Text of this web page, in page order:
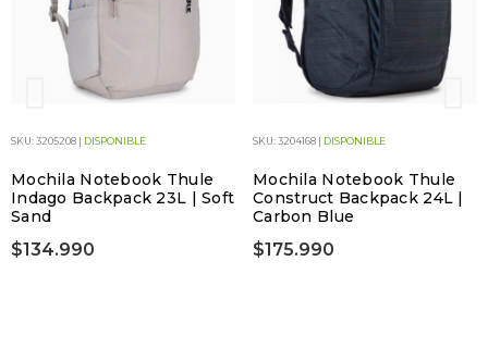
SKU: 3205208 | DISPONIBLE
Mochila Notebook Thule
Indago Backpack 23L | Soft
Sand
$134.990
SKU: 3204168 | DISPONIBLE
Mochila Notebook Thule
Construct Backpack 24L |
Carbon Blue
$175.990